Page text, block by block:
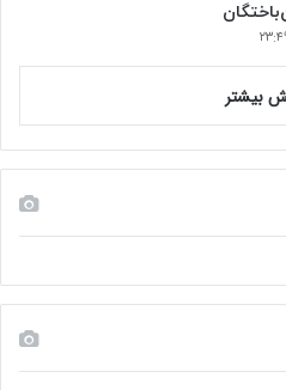
بیشتر